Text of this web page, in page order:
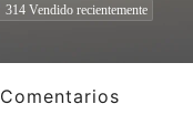
314 Vendido recientemente
Comentarios